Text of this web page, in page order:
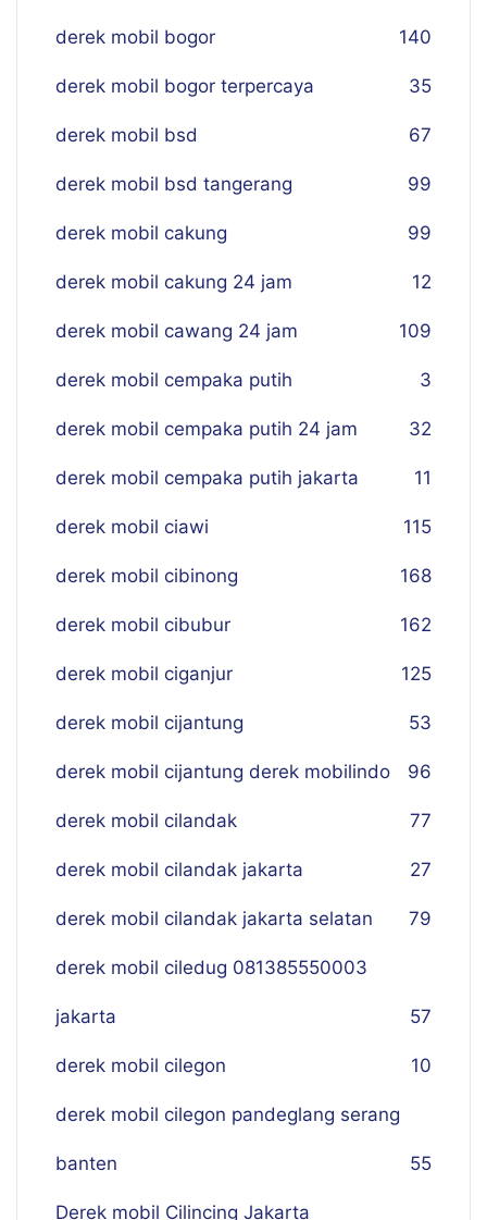
derek mobil bogor 140
derek mobil bogor terpercaya 35
derek mobil bsd 67
derek mobil bsd tangerang 99
derek mobil cakung 99
derek mobil cakung 24 jam 12
derek mobil cawang 24 jam 109
derek mobil cempaka putih 3
derek mobil cempaka putih 24 jam 32
derek mobil cempaka putih jakarta 11
derek mobil ciawi 115
derek mobil cibinong 168
derek mobil cibubur 162
derek mobil ciganjur 125
derek mobil cijantung 53
derek mobil cijantung derek mobilindo 96
derek mobil cilandak 77
derek mobil cilandak jakarta 27
derek mobil cilandak jakarta selatan 79
derek mobil ciledug 081385550003
jakarta 57
derek mobil cilegon 10
derek mobil cilegon pandeglang serang
banten 55
Derek mobil Cilincing Jakarta